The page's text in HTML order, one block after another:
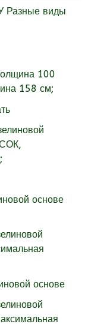
Разные виды
100
158 см;